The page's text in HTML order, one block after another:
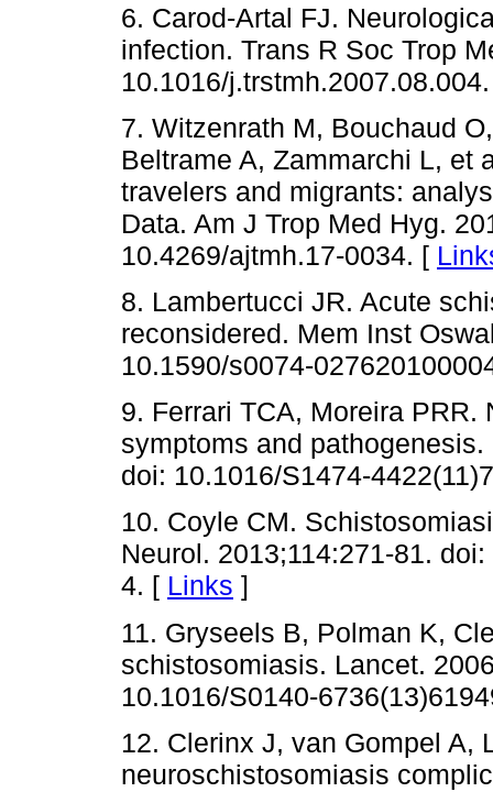
6. Carod-Artal FJ.
infection. Trans R Soc Trop
10.1016/
7. Witzenrath M, Bouchaud
Beltrame A, Zammarchi L, et
travelers and migrants:
Data. Am J Trop Med Hyg.
10.4269/ajtmh.17-0034. [
8. Lambertucci JR. Acute
reconsidered. Mem Inst
10.1590/s0074-
9. Ferrari TCA, Moreira
symptoms and
doi: 10.1016/S1474-
10. Coyle CM.
Neurol. 2013;114:271-81.
4. [ Links ]
11. Gryseels B, Polman K,
schistosomiasis. Lancet.
10.1016/S0140-
12. Clerinx J, van Gompel A,
neuroschistosomiasis